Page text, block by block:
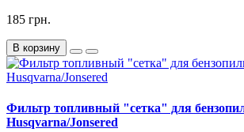
185 грн.
В корзину
Фильтр топливный "сетка" для
Husqvarna/Jonsered